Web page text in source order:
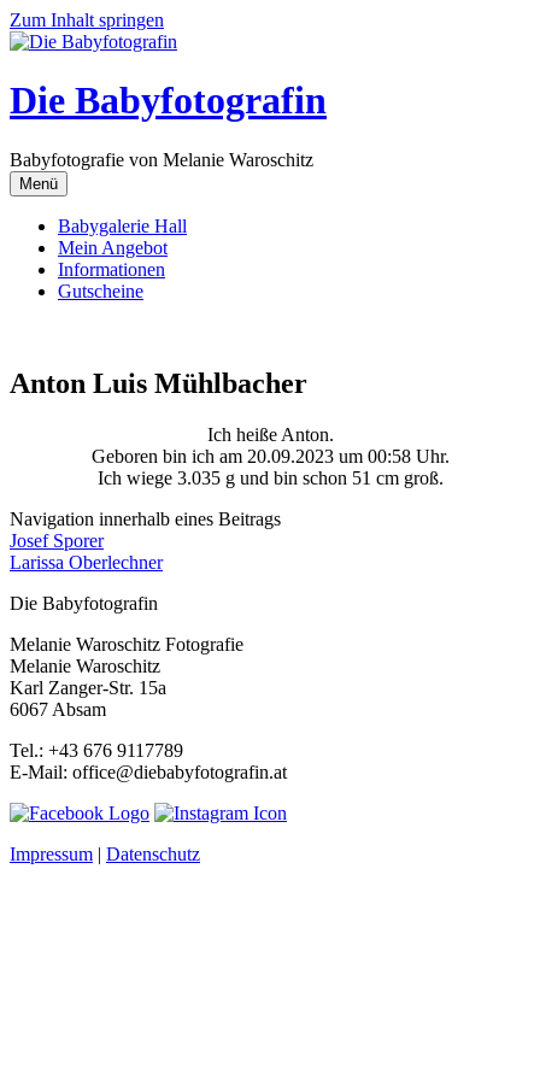
Zum Inhalt springen
Die Babyfotografin
Babyfotografie von Melanie Waroschitz
Menü
Babygalerie Hall
Mein Angebot
Informationen
Gutscheine
Anton Luis Mühlbacher
Ich heiße Anton.
Geboren bin ich am 20.09.2023 um 00:58 Uhr.
Ich wiege 3.035 g und bin schon 51 cm groß.
Navigation innerhalb eines Beitrags
Josef Sporer
Larissa Oberlechner
Die Babyfotografin
Melanie Waroschitz Fotografie
Melanie Waroschitz
Karl Zanger-Str. 15a
6067 Absam
Tel.: +43 676 9117789
E-Mail: office@diebabyfotografin.at
Impressum | Datenschutz